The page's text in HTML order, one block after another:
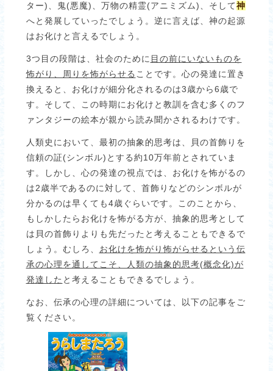
ター)、鬼(悪魔)、万物の精霊(アニミズム)、そして神
へと発展していったでしょう。逆に言えば、神の起源
はお化けと言えるでしょう。
3つ目の段階は、社会のために 目の前にいないものを
怖がり、周りを怖がらせる ことです。心の発達に置き
換えると、お化けが細分化されるのは3歳から6歳で
す。そして、この時期にお化けと教訓を含む多くのフ
ァンタジーの絵本が親から読み聞かされるわけです。
人類史において、最初の抽象的思考は、貝の首飾りを
信頼の証(シンボル)とする約10万年前とされていま
す。しかし、心の発達の視点では、お化けを怖がるの
は2歳半であるのに対して、首飾りなどのシンボルが
分かるのは早くても4歳ぐらいです。このことから、
もしかしたらお化けを怖がる方が、抽象的思考として
は貝の首飾りよりも先だったと考えることもできるで
しょう。むしろ、 お化けを怖がり怖がらせるという伝
承の心理を通してこそ、人類の抽象的思考(概念化)が
発達した と考えることもできるでしょう。
なお、伝承の心理の詳細については、以下の記事をご
覧ください。